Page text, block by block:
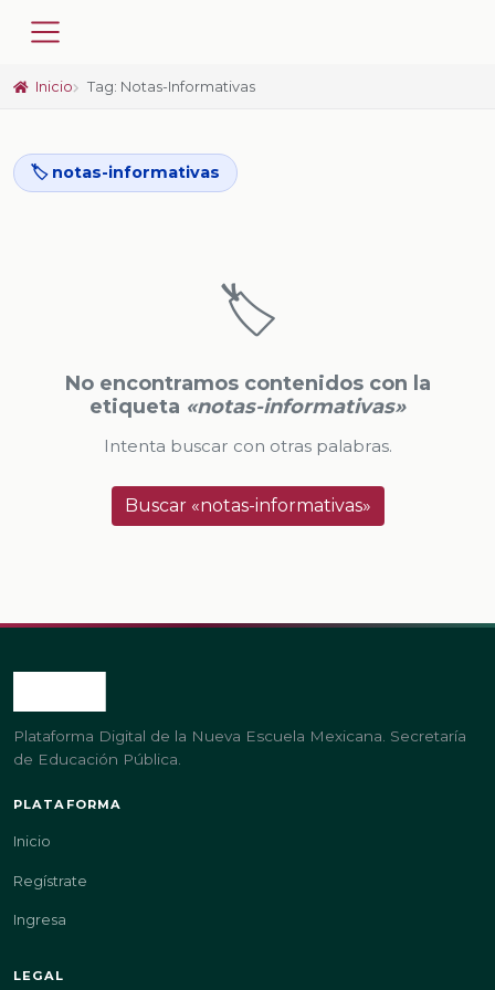
Inicio Tag: Notas-Informativas
🏷️ notas-informativas
🏷️
No encontramos contenidos con la
etiqueta «notas-informativas»
Intenta buscar con otras palabras.
Buscar «notas-informativas»
Plataforma Digital de la Nueva Escuela Mexicana. Secretaría
de Educación Pública.
PLATAFORMA
Inicio
Regístrate
Ingresa
LEGAL